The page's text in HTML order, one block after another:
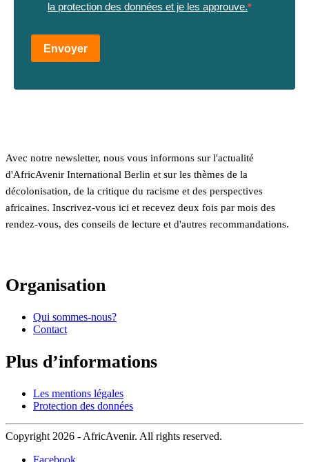
la protection des données et je les approuve.
Envoyer
Avec notre newsletter, nous vous informons sur l'actualité
d'AfricAvenir International Berlin et sur les thèmes de la
décolonisation, de la critique du racisme et des perspectives
africaines. Inscrivez-vous ici et recevez deux fois par mois des
rendez-vous, des conseils de lecture et d'autres recommandations.
Organisation
Qui sommes-nous?
Contact
Plus d’informations
Les mentions légales
Protection des données
Copyright 2026 - AfricAvenir. All rights reserved.